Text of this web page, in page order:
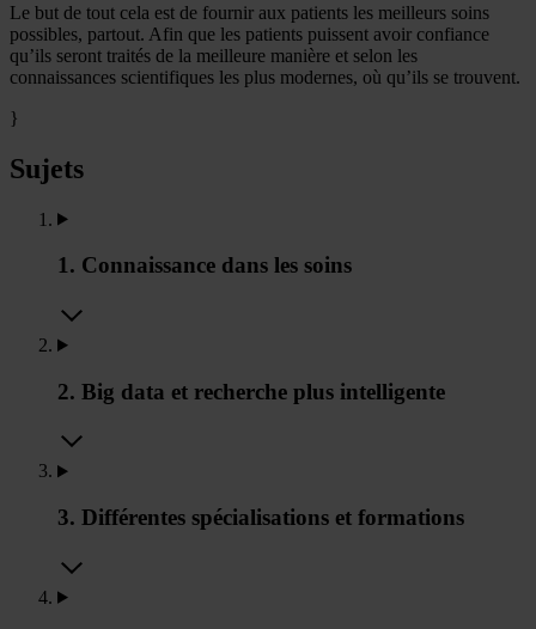
Le but de tout cela est de fournir aux patients les meilleurs soins
possibles, partout. Afin que les patients puissent avoir confiance
qu’ils seront traités de la meilleure manière et selon les
connaissances scientifiques les plus modernes, où qu’ils se trouvent.
}
Sujets
1. Connaissance dans les soins
2. Big data et recherche plus intelligente
3. Différentes spécialisations et formations